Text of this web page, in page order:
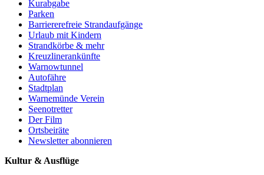
Kurabgabe
Parken
Barriererefreie Strandaufgänge
Urlaub mit Kindern
Strandkörbe & mehr
Kreuzlinerankünfte
Warnowtunnel
Autofähre
Stadtplan
Warnemünde Verein
Seenotretter
Der Film
Ortsbeiräte
Newsletter abonnieren
Kultur & Ausflüge